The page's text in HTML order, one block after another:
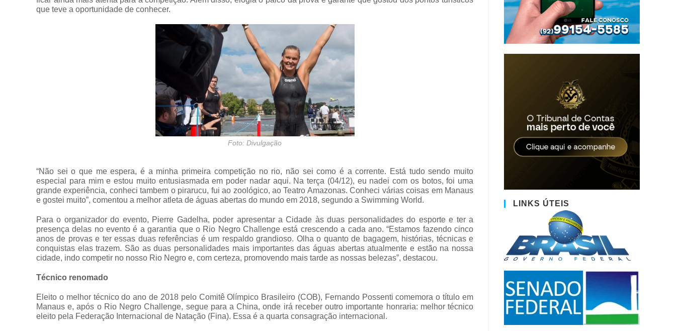
que teve a oportunidade de conhecer.
Foto: Divulgação
“Não sei o que me espera, é a minha primeira competição no rio, não sei como é a corrente. Está tudo sendo muito
especial para mim e estou muito entusiasmada em poder nadar aqui. Na terça (04/12), eu nadei com os botos, foi uma
grande experiência, conheci tambem o pirarucu, fui ao zoológico, ao Teatro Amazonas. Conheci várias coisas em Manaus
e gostei muito”, comentou a melhor atleta de águas abertas do mundo em 2018, segundo a Swimming World.
Para o organizador do evento, Pierre Gadelha, poder apresentar a Cidade às duas personalidades do esporte e ter a
presença delas no evento é a garantia que o Rio Negro Challenge está crescendo a cada ano. “Estamos fazendo cinco
anos de provas e ter essas duas referências é um respaldo grandioso. Olha o quanto de bagagem, histórias, técnicas e
conquistas elas trazem. São as duas personalidades mais importantes das águas abertas atualmente e estão na nossa
cidade, indo competir no nosso Rio Negro e, com certeza, promovendo mais tarde as nossas belezas”, destacou.
Técnico renomado
Eleito o melhor técnico do ano de 2018 pelo Comitê Olímpico Brasileiro (COB), Fernando Possenti comemora o título em
Manaus e, após o Rio Negro Challenge, segue para a China, onde irá receber outro importante honraria: melhor técnico
eleito pela Federação Internacional de Natação (Fina). Essa é a quarta consagração internacional.
LINKS ÚTEIS